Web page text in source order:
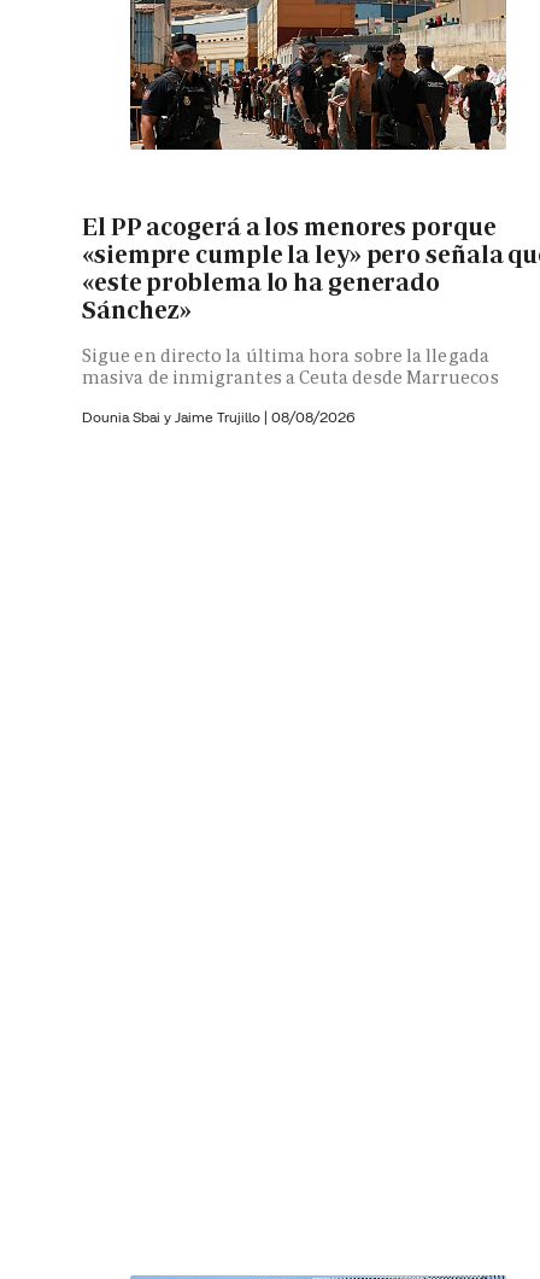
El PP acogerá a los menores porque
«siempre cumple la ley» pero señala
«este problema lo ha generado
Sánchez»
Sigue en directo la última hora sobre la llegada
masiva de inmigrantes a Ceuta desde Marruecos
Dounia Sbai y Jaime Trujillo | 08/08/2026